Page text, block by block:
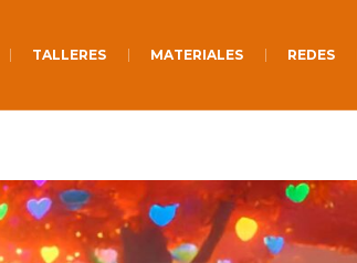
TALLERES MATERIALES REDES